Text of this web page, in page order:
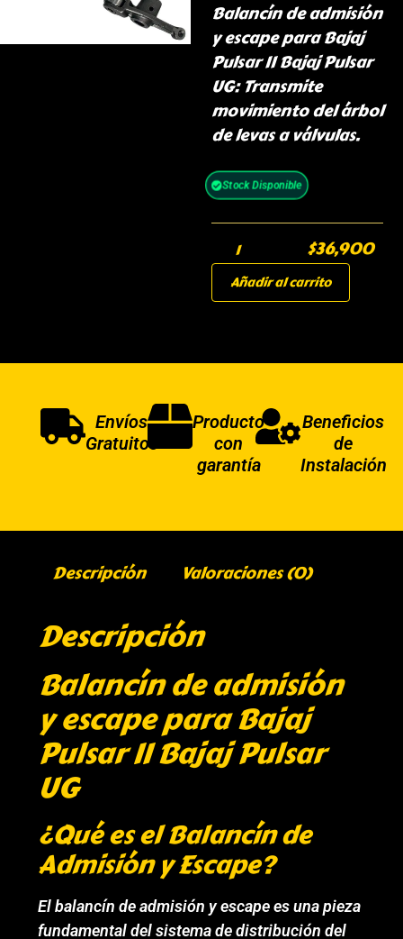
Balancín de admisión
y escape para Bajaj
Pulsar II Bajaj Pulsar
UG: Transmite
movimiento del árbol
de levas a válvulas.
Stock Disponible
$36,900
Añadir al carrito
Envíos
Gratuitos
Producto
con
garantía
Beneficios
de
Instalación
Descripción Valoraciones (0)
Descripción
Balancín de admisión
y escape para Bajaj
Pulsar II Bajaj Pulsar
UG
¿Qué es el Balancín de
Admisión y Escape?
El balancín de admisión y escape es una pieza
fundamental del sistema de distribución del